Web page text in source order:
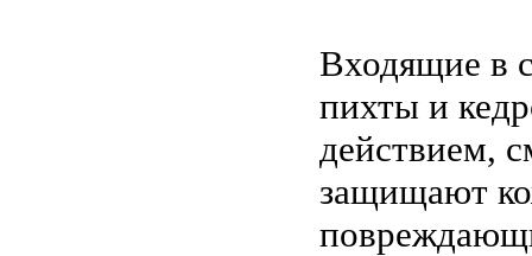
Входящие в
пихты и
действием,
защищают